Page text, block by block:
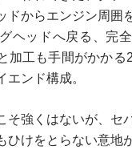
ドからエンジン周囲
ヘッドへ戻る、完
加工も手間がかかる
エンド構成。
そ強くはないが、セ
ひけをとらない意地